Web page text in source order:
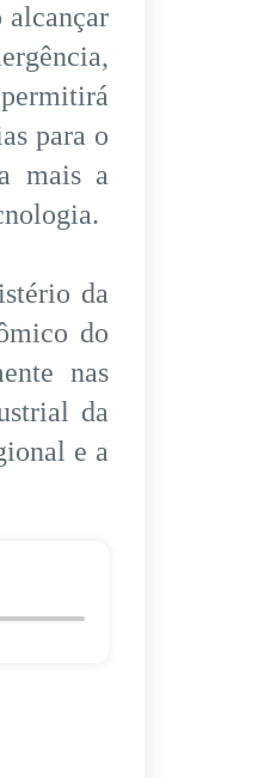
alcançar
para o
mais a
da
do
nas
da
e a